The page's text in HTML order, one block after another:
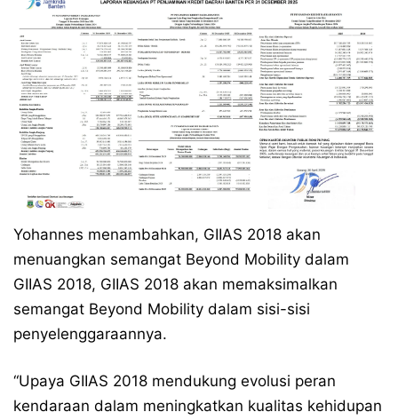
Yohannes menambahkan, GIIAS 2018 akan
menuangkan semangat Beyond Mobility dalam
GIIAS 2018, GIIAS 2018 akan memaksimalkan
semangat Beyond Mobility dalam sisi-sisi
penyelenggaraannya.
“Upaya GIIAS 2018 mendukung evolusi peran
kendaraan dalam meningkatkan kualitas kehidupan